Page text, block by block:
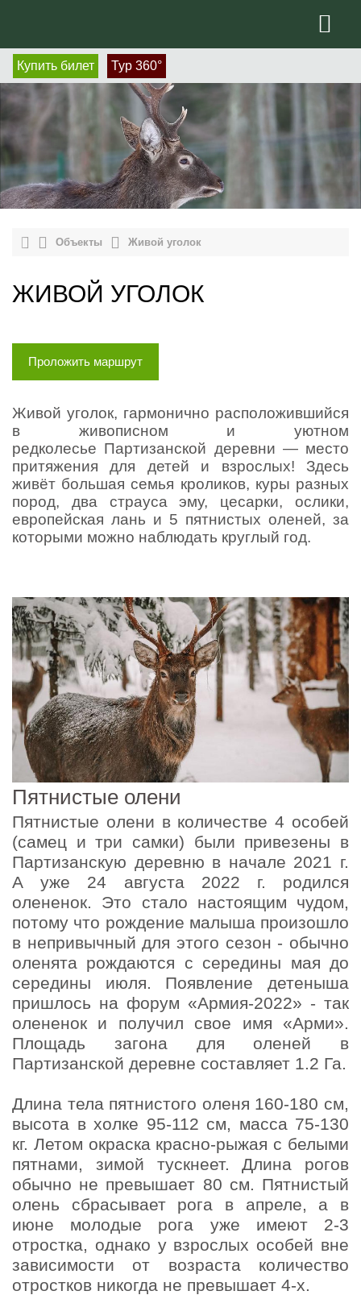
Купить билет Тур 360°
Объекты Живой уголок
ЖИВОЙ УГОЛОК
Проложить маршрут
Живой уголок, гармонично расположившийся
в живописном и уютном
редколесье Партизанской деревни — место
притяжения для детей и взрослых! Здесь
живёт большая семья кроликов, куры разных
пород, два страуса эму, цесарки, ослики,
европейская лань и 5 пятнистых оленей, за
которыми можно наблюдать круглый год.
Пятнистые олени
Пятнистые олени в количестве 4 особей
(самец и три самки) были привезены в
Партизанскую деревню в начале 2021 г.
А уже 24 августа 2022 г. родился
олененок. Это стало настоящим чудом,
потому что рождение малыша произошло
в непривычный для этого сезон - обычно
оленята рождаются с середины мая до
середины июля. Появление детеныша
пришлось на форум «Армия-2022» - так
олененок и получил свое имя «Арми».
Площадь загона для оленей в
Партизанской деревне составляет 1.2 Га.
Длина тела пятнистого оленя 160-180 см,
высота в холке 95-112 см, масса 75-130
кг. Летом окраска красно-рыжая с белыми
пятнами, зимой тускнеет. Длина рогов
обычно не превышает 80 см. Пятнистый
олень сбрасывает рога в апреле, а в
июне молодые рога уже имеют 2-3
отростка, однако у взрослых особей вне
зависимости от возраста количество
отростков никогда не превышает 4-х.